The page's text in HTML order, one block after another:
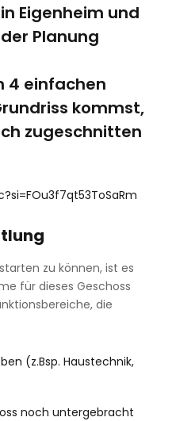
Eigenheim und
Planung
4 einfachen
kommst,
zugeschnitten
zu können, ist es
für dieses Geschoss
die
(z.Bsp. Haustechnik,
noch untergebracht